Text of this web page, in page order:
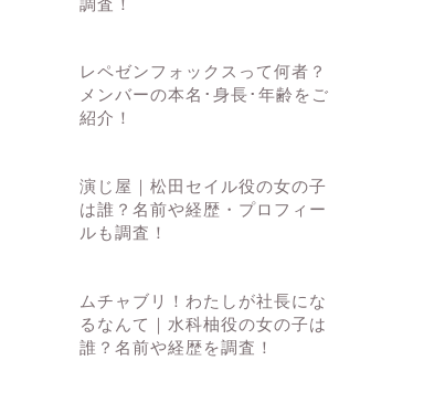
レペゼンフォックスって何者？
メンバーの本名･身長･年齢をご
紹介！
演じ屋｜松田セイル役の女の子
は誰？名前や経歴・プロフィー
ルも調査！
ムチャブリ！わたしが社長にな
るなんて｜水科柚役の女の子は
誰？名前や経歴を調査！